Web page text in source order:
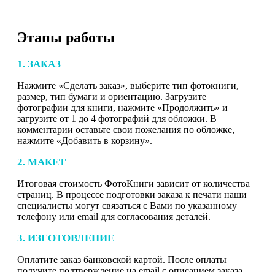
Этапы работы
1. ЗАКАЗ
Нажмите «Сделать заказ», выберите тип фотокниги,
размер, тип бумаги и ориентацию. Загрузите
фотографии для книги, нажмите «Продолжить» и
загрузите от 1 до 4 фотографий для обложки. В
комментарии оставьте свои пожелания по обложке,
нажмите «Добавить в корзину».
2. МАКЕТ
Итоговая стоимость ФотоКниги зависит от количества
страниц. В процессе подготовки заказа к печати наши
специалисты могут связаться с Вами по указанному
телефону или email для согласования деталей.
3. ИЗГОТОВЛЕНИЕ
Оплатите заказ банковской картой. После оплаты